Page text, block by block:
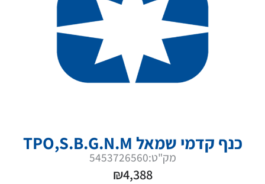
כנף קדמי שמאל TPO,S.B.G.N.M
מק"ט:5453726560
₪4,388